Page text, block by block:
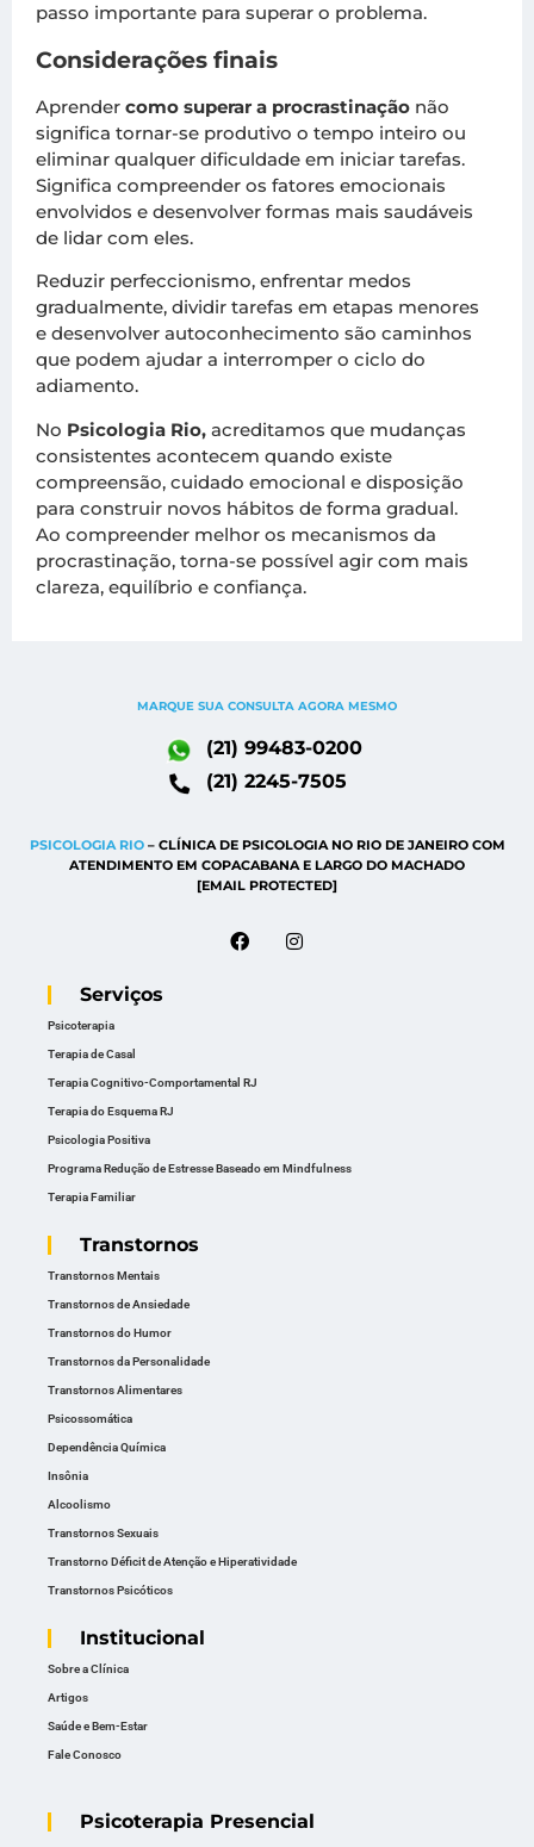
passo importante para superar o problema.
Considerações finais
Aprender como superar a procrastinação não
significa tornar-se produtivo o tempo inteiro ou
eliminar qualquer dificuldade em iniciar tarefas.
Significa compreender os fatores emocionais
envolvidos e desenvolver formas mais saudáveis
de lidar com eles.
Reduzir perfeccionismo, enfrentar medos
gradualmente, dividir tarefas em etapas menores
e desenvolver autoconhecimento são caminhos
que podem ajudar a interromper o ciclo do
adiamento.
No Psicologia Rio, acreditamos que mudanças
consistentes acontecem quando existe
compreensão, cuidado emocional e disposição
para construir novos hábitos de forma gradual.
Ao compreender melhor os mecanismos da
procrastinação, torna-se possível agir com mais
clareza, equilíbrio e confiança.
MARQUE SUA CONSULTA AGORA MESMO
(21) 99483-0200
(21) 2245-7505
PSICOLOGIA RIO– CLÍNICA DE PSICOLOGIA NO RIO DE JANEIRO COM
ATENDIMENTO EM COPACABANA E LARGO DO MACHADO
[EMAIL PROTECTED]
Serviços
Psicoterapia
Terapia de Casal
Terapia Cognitivo-Comportamental RJ
Terapia do Esquema RJ
Psicologia Positiva
Programa Redução de Estresse Baseado em Mindfulness
Terapia Familiar
Transtornos
Transtornos Mentais
Transtornos de Ansiedade
Transtornos do Humor
Transtornos da Personalidade
Transtornos Alimentares
Psicossomática
Dependência Química
Insônia
Alcoolismo
Transtornos Sexuais
Transtorno Déficit de Atenção e Hiperatividade
Transtornos Psicóticos
Institucional
Sobre a Clínica
Artigos
Saúde e Bem-Estar
Fale Conosco
Psicoterapia Presencial